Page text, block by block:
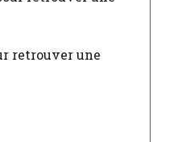
retrouver une